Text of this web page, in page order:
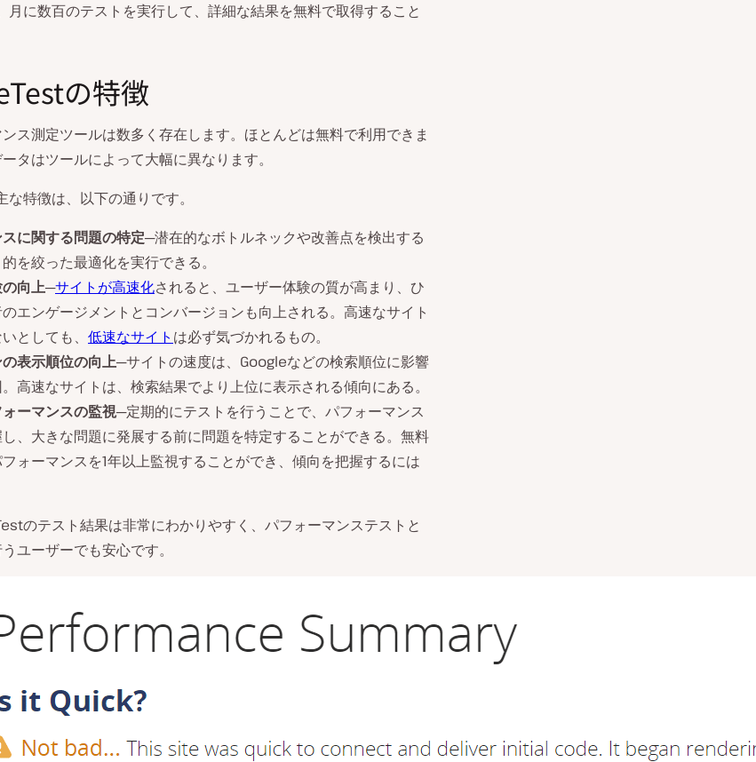
月に数百のテストを実行して、詳細な結果を無料で取得すること
の特徴
ス測定ツールは数多く存在します。ほとんどは無料で利用できま
タはツールによって大幅に異なります。
特徴は、以下の通りです。
に関する問題の特定─潜在的なボトルネックや改善点を検出する
を絞った最適化を実行できる。
向上─サイトが高速化されると、ユーザー体験の質が高まり、ひ
エンゲージメントとコンバージョンも向上される。高速なサイト
としても、 低速なサイト は必ず気づかれるもの。
表示順位の向上─サイトの速度は、Googleなどの検索順位に影響
高速なサイトは、検索結果でより上位に表示される傾向にある。
ーマンスの監視─定期的にテストを行うことで、パフォーマンス
、大きな問題に発展する前に問題を特定することができる。無料
ォーマンスを1年以上監視することができ、傾向を把握するには
のテスト結果は非常にわかりやすく、パフォーマンステストと
ユーザーでも安心です。